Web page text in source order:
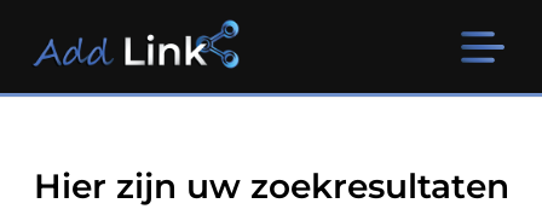
Hier zijn uw zoekresultaten